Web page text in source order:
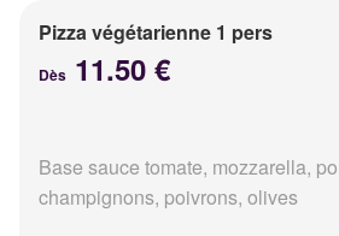
Pizza végétarienne 1 pers
Dès 11.50 €
Base sauce tomate, mozzarella,
champignons, poivrons, olives